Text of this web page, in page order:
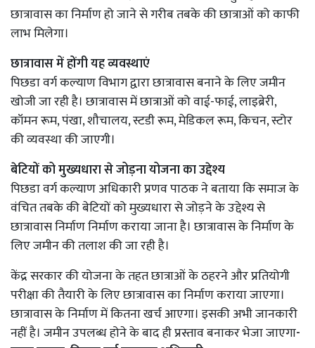
छात्रावास का निर्माण हो जाने से गरीब तबके की छात्राओं को काफी
लाभ मिलेगा।
छात्रावास में होंगी यह व्यवस्थाएं
पिछडा वर्ग कल्याण विभाग द्वारा छात्रावास बनाने के लिए जमीन
खोजी जा रही है। छात्रावास में छात्राओं को वाई-फाई, लाइब्रेरी,
कॉमन रूम, पंखा, शौचालय, स्टडी रूम, मेडिकल रूम, किचन, स्टोर
की व्यवस्था की जाएगी।
बेटियों को मुख्यधारा से जोड़ना योजना का उद्देश्य
पिछडा वर्ग कल्याण अधिकारी प्रणव पाठक ने बताया कि समाज के
वंचित तबके की बेटियों को मुख्यधारा से जोड़ने के उद्देश्य से
छात्रावास निर्माण निर्माण कराया जाना है। छात्रावास के निर्माण के
लिए जमीन की तलाश की जा रही है।
केंद्र सरकार की योजना के तहत छात्राओं के ठहरने और प्रतियोगी
परीक्षा की तैयारी के लिए छात्रावास का निर्माण कराया जाएगा।
छात्रावास के निर्माण में कितना खर्च आएगा। इसकी अभी जानकारी
नहीं है। जमीन उपलब्ध होने के बाद ही प्रस्ताव बनाकर भेजा जाएगा-